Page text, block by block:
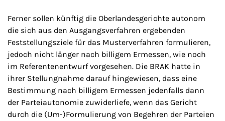
Ferner sollen künftig die Oberlandesgerichte autonom
die sich aus den Ausgangsverfahren ergebenden
Feststellungsziele für das Musterverfahren formulieren,
jedoch nicht länger nach billigem Ermessen, wie noch
im Referentenentwurf vorgesehen. Die BRAK hatte in
ihrer Stellungnahme darauf hingewiesen, dass eine
Bestimmung nach billigem Ermessen jedenfalls dann
der Parteiautonomie zuwiderliefe, wenn das Gericht
durch die (Um-)Formulierung von Begehren der Parteien